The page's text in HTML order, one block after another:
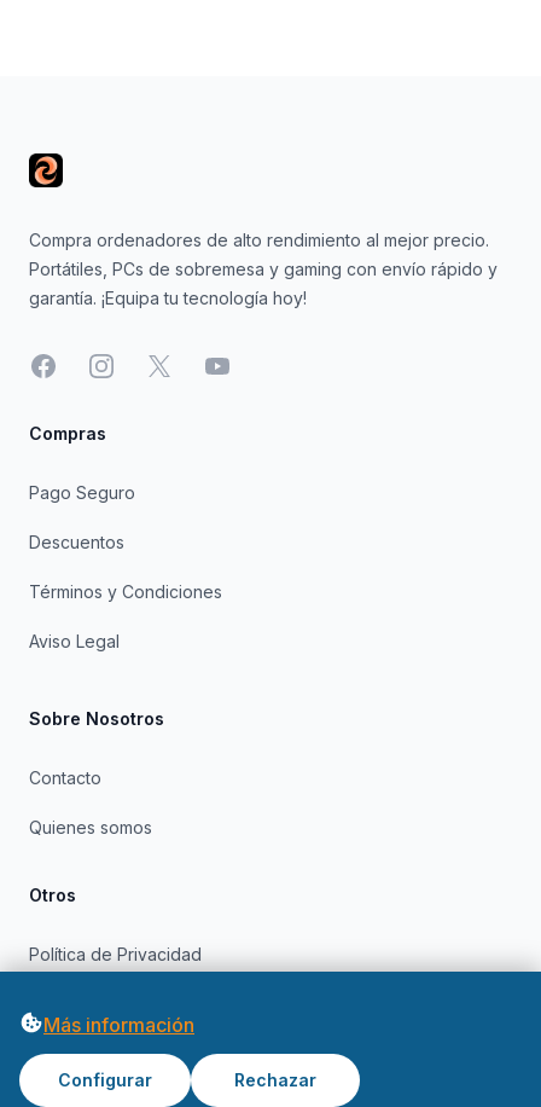
Compra ordenadores de alto rendimiento al mejor precio.
Portátiles, PCs de sobremesa y gaming con envío rápido y
garantía. ¡Equipa tu tecnología hoy!
FacebookInstagram
X YouTube
Compras
Pago Seguro
Descuentos
Términos y Condiciones
Aviso Legal
Sobre Nosotros
Contacto
Quienes somos
Otros
Política de Privacidad
Más información
Configurar Rechazar